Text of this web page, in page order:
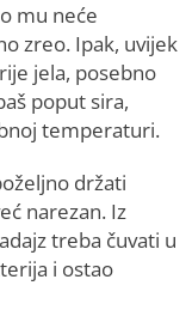
mu neće
zreo. Ipak, uvijek
jela, posebno
poput sira,
temperaturi.
držati
narezan. Iz
treba čuvati u
i ostao